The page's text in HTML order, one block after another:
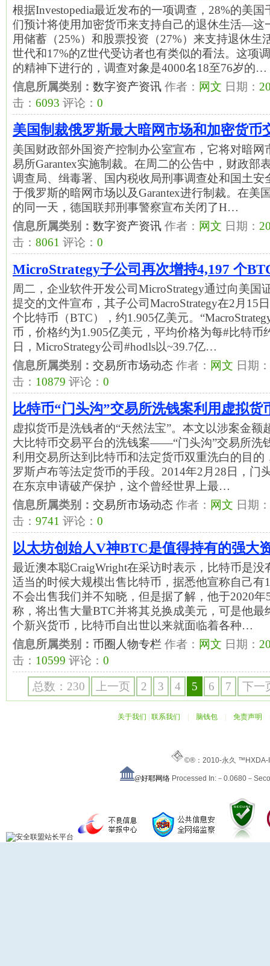
根据Investopedia最近发布的一项调查，28%的美
们预计将使用加密货币来支持自己的退休生活—这
用储蓄（25%）和股票投资（27%）来支持退休生
世代和17%的Z世代受访者也有类似的看法。这项
的精神下进行的，调查对象是4000名18至76岁的…
信息所属类别： 数字资产资讯 作者： 网文 日期：
击： 6093 评论： 0
美国制裁俄罗斯最大暗网市场和加密货币
美国财政部外国资产控制办公室宣布，它将对暗网
易所Garantex实施制裁。在周二的公告中，财政部
调查局、缉毒署、国内税收局刑事调查处和国土安
于俄罗斯的暗网市场以及Garantex进行制裁。在美
的同一天，德国联邦刑事警察宣布关闭了H…
信息所属类别： 数字资产资讯 作者： 网文 日期：
击： 8061 评论： 0
MicroStrategy子公司再次增持4,197 个
周二，企业软件开发公司MicroStrategy通过向美国
提交的文件宣布，其子公司MacroStrategy在2月15
个比特币（BTC），约1.905亿美元。
币，价格约为1.905亿美元，平均价格为每#比特币
日，MicroStrategy公司#hodls以~39.7亿…
信息所属类别： 交易所市场动态 作者： 网文 日期：
击： 10879 评论： 0
比特币“门头沟”交易所洗钱案利用虚拟货
虚拟货币是洗钱者的“天然法宝”。本文以涉案金额
大比特币交易平台的洗钱案——“门头沟”交易所洗
利用交易所达到比特币和法定货币双重洗白的目的
罗斯卢布等法定货币的手段。2014年2月28日，门
在东京申请破产保护，这个曾经世界上最…
信息所属类别： 交易所市场动态 作者： 网文 日期：
击： 9741 评论： 0
以太坊创始人V神BTC是值得持有的强大
最近澳本聪CraigWright在采访时表示，比特币是
适当的时候大规模出售比特币，据悉他宣称自己有
不会出售我们并不知晓，但是据了解，他于2020年
称，将出售大量BTC并将其兑换成美元，可是他最
个新兴货币，比特币自出世以来就面临着各种…
信息所属类别： 币圈人物专栏 作者： 网文 日期：
击： 10599 评论： 0
总数：230 上一页 2 3 4 5 6 7 下一
关于我们 联系我们 脑钱包 免责声明
©®：2010-永久
@好耶网络 Processed In:－0.0680－